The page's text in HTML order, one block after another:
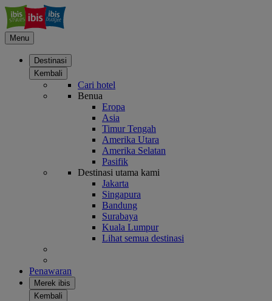
Menu
Destinasi
Kembali
Cari hotel
Benua
Eropa
Asia
Timur Tengah
Amerika Utara
Amerika Selatan
Pasifik
Destinasi utama kami
Jakarta
Singapura
Bandung
Surabaya
Kuala Lumpur
Lihat semua destinasi
Penawaran
Merek ibis
Kembali